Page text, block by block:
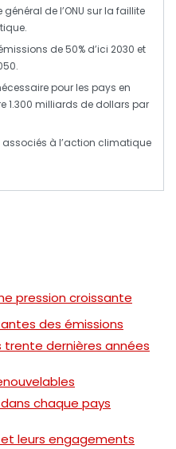
de l’ONU sur la faillite
de50% d’ici 2030 et
.
pour les pays en
1.300 milliards de dollars par
à l’action climatique
pression croissante
des émissions
trente dernières années
chaque pays
leurs engagements